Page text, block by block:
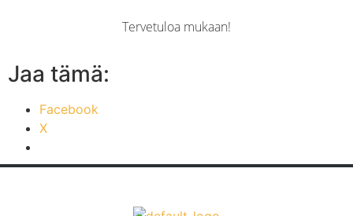
Tervetuloa mukaan!
Jaa tämä:
Facebook
X